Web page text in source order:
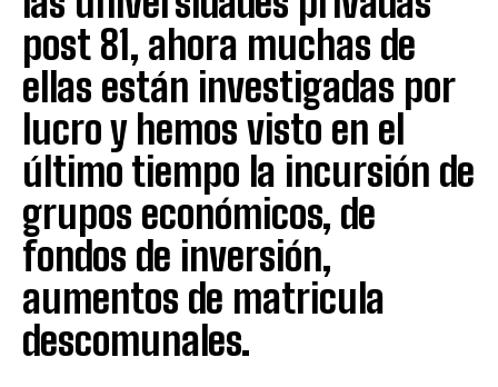
post 81, ahora muchas de
ellas están investigadas por
lucro y hemos visto en el
último tiempo la incursión de
grupos económicos, de
fondos de inversión,
aumentos de matricula
descomunales.